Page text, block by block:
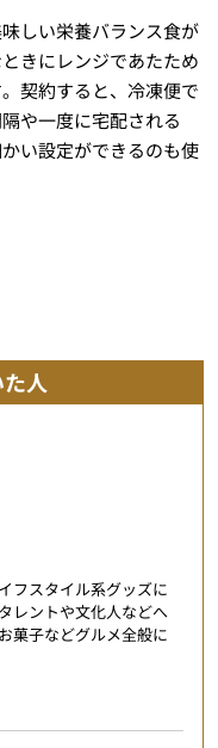
しい栄養バランス食が
きにレンジであたため
契約すると、冷凍便で
や一度に宅配される
い設定ができるのも使
人
フスタイル系グッズに
レントや文化人などへ
菓子などグルメ全般に